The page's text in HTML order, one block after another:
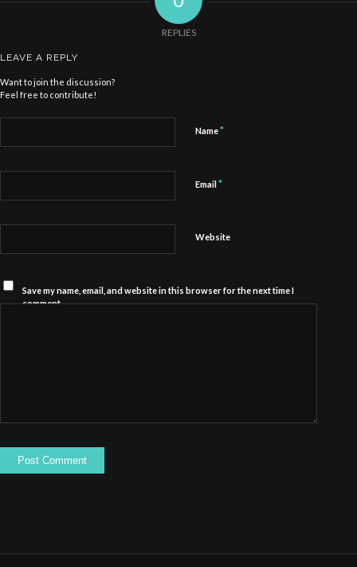
REPLIES
LEAVE A REPLY
Want to join the discussion?
Feel free to contribute!
Name*
Email*
Website
Save my name, email, and website in this browser for the next time I
comment.